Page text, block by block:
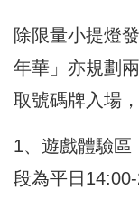
除限量小提燈
年華」亦規劃
取號碼牌入場
1、遊戲體驗區
段為平日